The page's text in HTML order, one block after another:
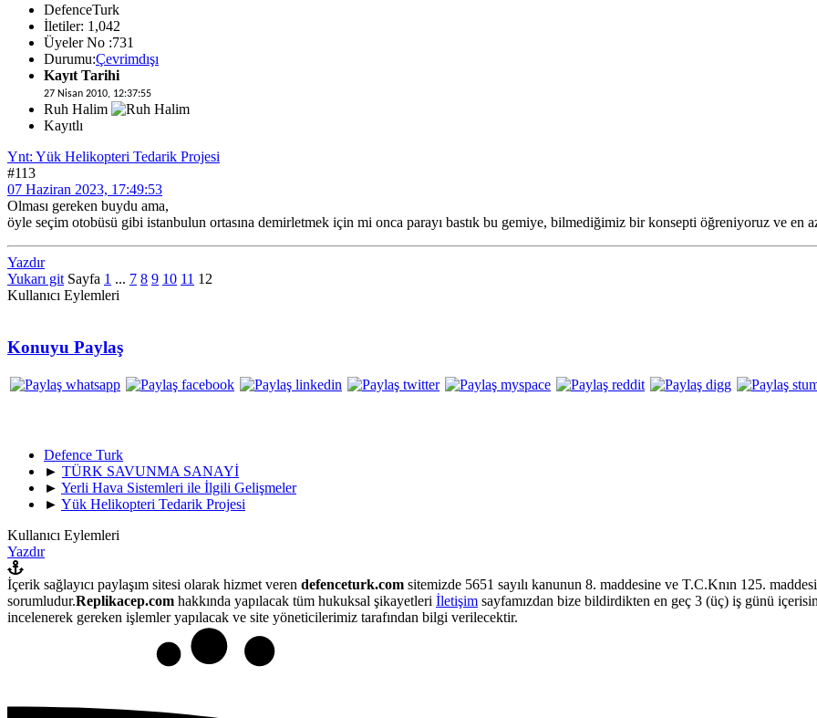
DefenceTurk
İletiler: 1,042
Üyeler No :731
Durumu:Çevrimdışı
Kayıt Tarihi
27 Nisan 2010, 12:37:55
Ruh Halim
Kayıtlı
Ynt: Yük Helikopteri Tedarik Projesi
#113
07 Haziran 2023, 17:49:53
Olması gereken buydu ama,
öyle seçim otobüsü gibi istanbulun ortasına demirletmek için mi onca parayı bastık bu gemiye, bilmediğimiz bir konsepti öğreniyoruz ve en
Yazdır
Yukarı git Sayfa 1 ... 7 8 9 10 11 12
Kullanıcı Eylemleri
Konuyu Paylaş
Defence Turk
► TÜRK SAVUNMA SANAYİ
► Yerli Hava Sistemleri ile İlgili Gelişmeler
► Yük Helikopteri Tedarik Projesi
Kullanıcı Eylemleri
Yazdır
İçerik sağlayıcı paylaşım sitesi olarak hizmet veren defenceturk.com sitemizde 5651 sayılı kanunun 8. maddesine ve T.C.Knın 125.
sorumludur.Replikacep.com hakkında yapılacak tüm hukuksal şikayetleri İletişim sayfamızdan bize bildirdikten en geç 3 (üç) iş günü
incelenerek gereken işlemler yapılacak ve site yöneticilerimiz tarafından bilgi verilecektir.